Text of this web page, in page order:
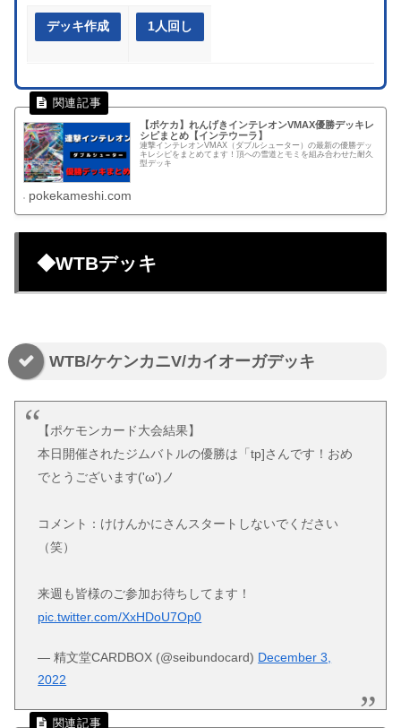
デッキ作成 1人回し
【ポケカ】れんげきインテレオンVMAX優勝デッキレ
シピまとめ【インテウーラ】
連撃インテレオンVMAX（ダブルシューター）の最新の優勝デッ
キレシピをまとめてます！頂への雪道とモミを組み合わせた耐久
型デッキ
pokekameshi.com
◆WTBデッキ
WTB/ケケンカニV/カイオーガデッキ
【ポケモンカード大会結果】
本日開催されたジムバトルの優勝は「tp]さんです！おめ
でとうございます('ω')ノ
コメント：けけんかにさんスタートしないでください
（笑）
来週も皆様のご参加お待ちしてます！
pic.twitter.com/XxHDoU7Op0
— 精文堂CARDBOX (@seibundocard) December 3,
2022